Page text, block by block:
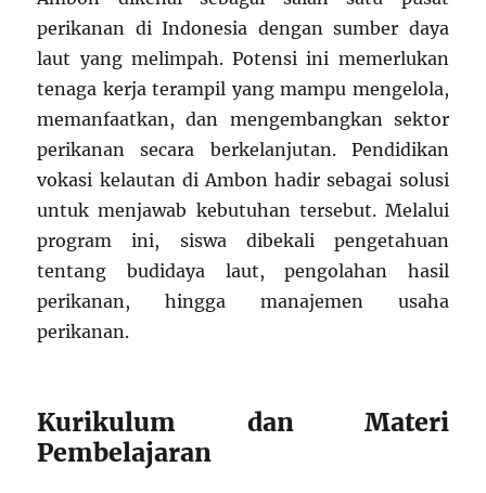
perikanan di Indonesia dengan sumber daya
laut yang melimpah. Potensi ini memerlukan
tenaga kerja terampil yang mampu mengelola,
memanfaatkan, dan mengembangkan sektor
perikanan secara berkelanjutan. Pendidikan
vokasi kelautan di Ambon hadir sebagai solusi
untuk menjawab kebutuhan tersebut. Melalui
program ini, siswa dibekali pengetahuan
tentang budidaya laut, pengolahan hasil
perikanan, hingga manajemen usaha
perikanan.
Kurikulum dan Materi
Pembelajaran